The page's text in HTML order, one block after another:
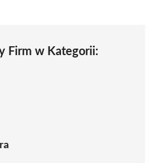
Firm w Kategorii: